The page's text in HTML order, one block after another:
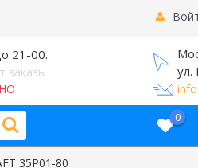
21-00.
заказы
ул.
0
35P01-80